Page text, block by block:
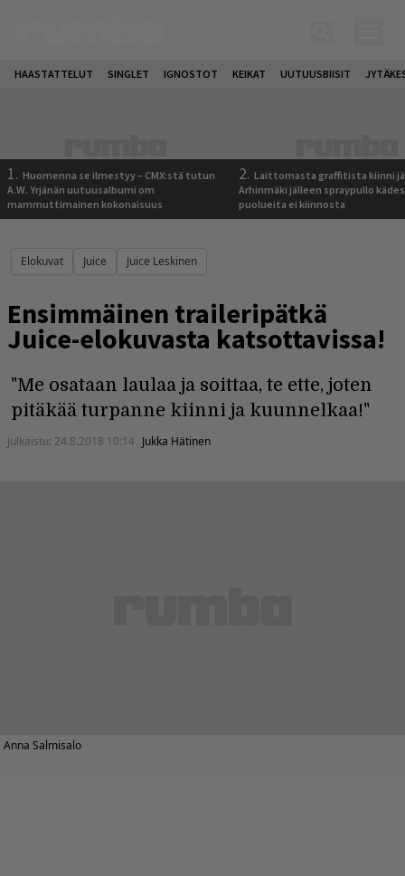
HAASTATTELUT SINGLET IGNOSTOT KEIKAT UUTUUSBIISIT
1. Huomenna se ilmestyy – CMX:stä tutun
A.W. Yrjänän uutuusalbumi om
mammuttimainen kokonaisuus
2. Laittomasta graffitista kiinni
Arhinmäki jälleen spraypullo
puolueita ei kiinnosta
Elokuvat Juice Juice Leskinen
Ensimmäinen traileripätkä
Juice-elokuvasta katsottavissa!
"Me osataan laulaa ja soittaa, te ette, joten
pitäkää turpanne kiinni ja kuunnelkaa!"
Julkaistu: 24.8.2018 10:14 Jukka Hätinen
Anna Salmisalo